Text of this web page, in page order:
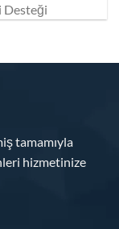
Desteği
tamamıyla
hizmetinize